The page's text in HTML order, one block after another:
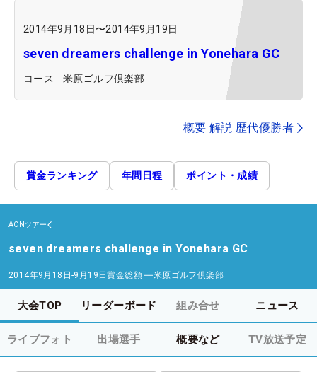
2014年9月18日〜2014年9月19日
seven dreamers challenge in Yonehara GC
コース 米原ゴルフ倶楽部
概要 解説 歴代優勝者
賞金ランキング 年間日程 ポイント・成績
ACNツアー
seven dreamers challenge in Yonehara GC
2014年9月18日-9月19日賞金総額 ―米原ゴルフ倶楽部
大会TOP リーダーボード 組み合せ ニュース
ライブフォト 出場選手 概要など TV放送予定